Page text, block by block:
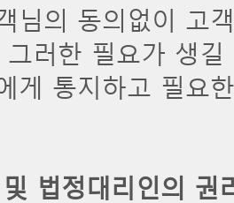
님의 동의없이 고
그러한 필요가 생
게 통지하고 필요
법정대리인의 권